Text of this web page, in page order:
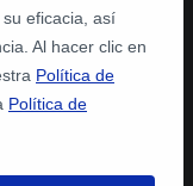
eficacia, así
Al hacer clic en
Política de
Política de